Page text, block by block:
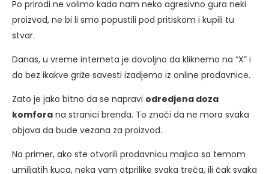
Po prirodi ne volimo kada nam neko agresivno gura neki
proizvod, ne bi li smo popustili pod pritiskom i kupili tu
stvar.
Danas, u vreme interneta je dovoljno da kliknemo na “X” i
da bez ikakve griže savesti izadjemo iz online prodavnice.
Zato je jako bitno da se napravi odredjena doza
komfora na stranici brenda. To znači da ne mora svaka
objava da bude vezana za proizvod.
Na primer, ako ste otvorili prodavnicu majica sa temom
umiljatih kuca, neka vam otprilike svaka treća, ili čak svaka